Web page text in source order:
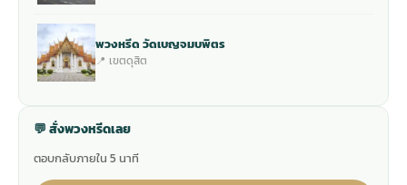
พวงหรีด วัดเบญจมบพิตร
📍 เขตดุสิต
💬 สั่งพวงหรีดเลย
ตอบกลับภายใน 5 นาที